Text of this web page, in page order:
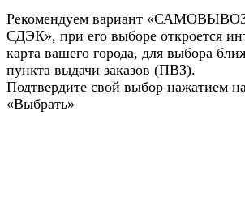
Рекомендуем вариант
СДЭК», при его выборе откроется
карта вашего города, для выбора
пункта выдачи заказов (ПВЗ).
Подтвердите свой выбор нажатием
«Выбрать»